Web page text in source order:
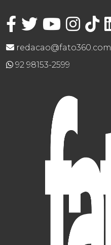
redacao@fato360.com
92 98153-2599